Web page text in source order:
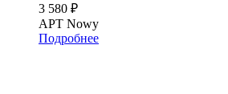
3 580 ₽
АРТ Nowy
Подробнее